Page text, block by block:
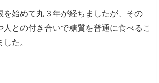
を始めて丸３年が経ちましたが、その
人との付き合いで糖質を普通に食べるこ
た。